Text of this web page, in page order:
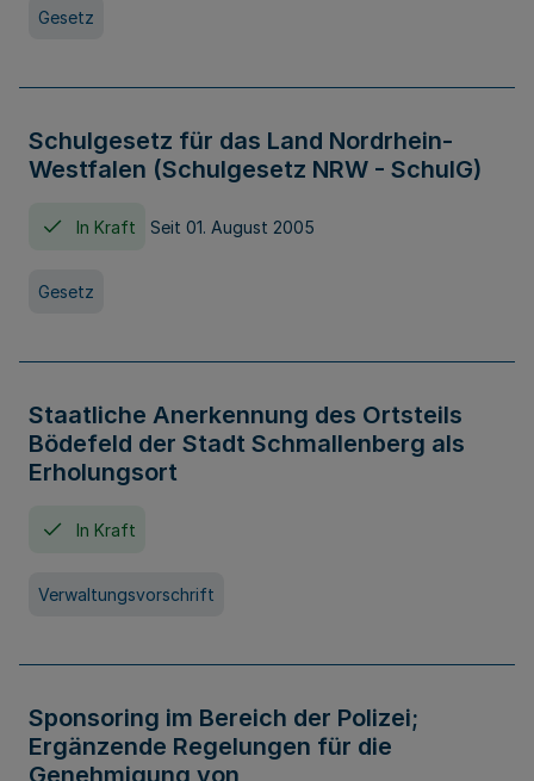
Gesetz
Schulgesetz für das Land Nordrhein-
Westfalen (Schulgesetz NRW - SchulG)
In Kraft Seit 01. August 2005
Gesetz
Staatliche Anerkennung des Ortsteils
Bödefeld der Stadt Schmallenberg als
Erholungsort
In Kraft
Verwaltungsvorschrift
Sponsoring im Bereich der Polizei;
Ergänzende Regelungen für die
Genehmigung von